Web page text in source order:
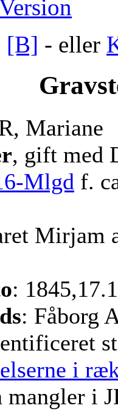
[B] - eller
Mariane
, gift med
Mlgd f.
Mirjam
:
: Fåborg
i
mangler i